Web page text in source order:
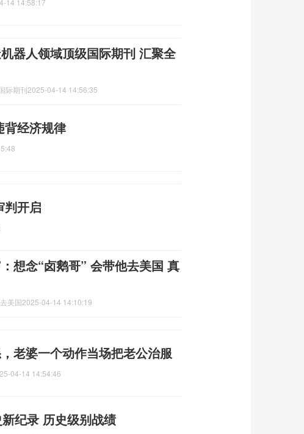
14 14:58:17
器人领域顶级国际期刊 汇聚全
际期刊2025-04-14 14:56:35
背经济规律
判开启
想念“卤鹅哥” 会带他去美国 真
美国2025-04-14 14:10:19
老婆一个动作当场把老公治服
04-14 14:54:46
纪录 历史级别战绩